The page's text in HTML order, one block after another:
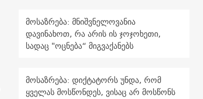
მოსაზრება: მნიშვნელოვანია
დავინახოთ, რა არის ის ჯოჯოხეთი,
სადაც "ოცნება“ მიგვაქანებს
მოსაზრება: დიქტატორს უნდა, რომ
ყველას მოსწონდეს, ვისაც არ მოსწონს